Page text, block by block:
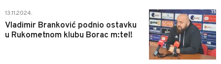
13.11.2024.
Vladimir Branković podnio ostavku
u Rukometnom klubu Borac m:tel!
15